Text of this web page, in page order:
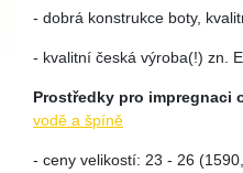
- dobrá konstrukce boty,
- kvalitní česká výroba(!) zn.
Prostředky pro impregnaci
vodě a špíně
- ceny velikostí: 23 - 26